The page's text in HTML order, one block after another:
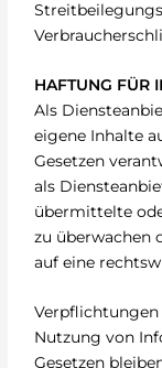
HAFTUNG FÜR
Als
eigene Inhalte
Gesetzen
als
übermittelte
zu überwachen
auf eine
Nutzung von
Gesetzen